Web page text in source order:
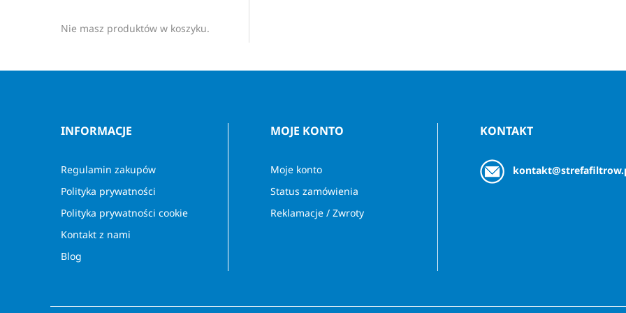
Nie masz produktów w koszyku.
INFORMACJE
Regulamin zakupów
Polityka prywatności
Polityka prywatności cookie
Kontakt z nami
Blog
MOJE KONTO
Moje konto
Status zamówienia
Reklamacje / Zwroty
KONTAKT